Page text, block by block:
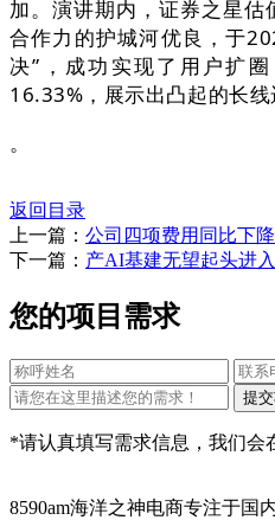
加。演讲期内，证券之星
合作力的护城河优良，于
决”，成功实现了用户扩
16.33%，展示出凸起的长线
。
返回目录
上一篇： 公司四项费用同比下
下一篇： 产AI基建无望起头进
您的项目需求
*请认真填写需求信息，我们会
8590am海洋之神电商专注于国